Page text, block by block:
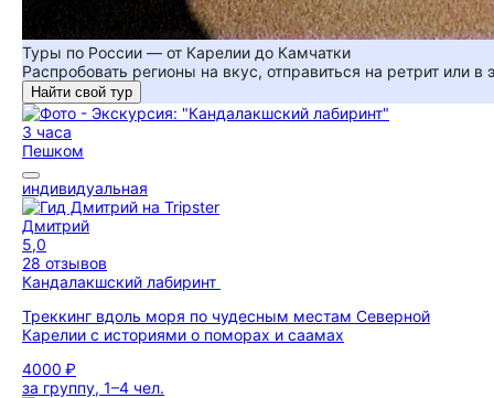
Туры по России — от Карелии до Камчатки
Распробовать регионы на вкус, отправиться на ретрит или в
Найти свой тур
3 часа
Пешком
индивидуальная
Дмитрий
5,0
28 отзывов
Кандалакшский лабиринт
Треккинг вдоль моря по чудесным местам Северной
Карелии с историями о поморах и саамах
4000 ₽
за группу, 1–4 чел.